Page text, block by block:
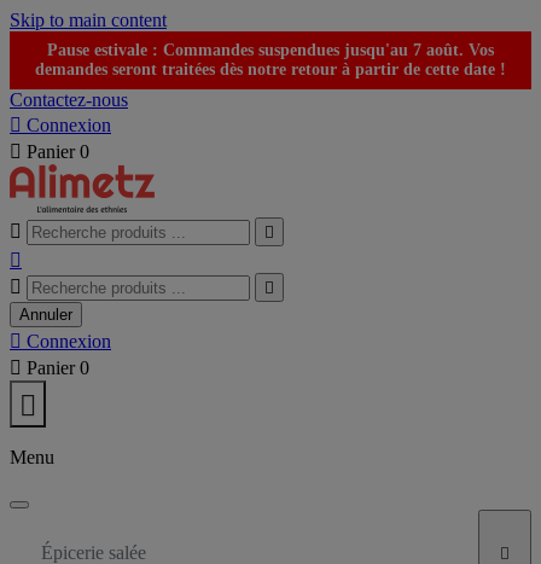
Skip to main content
Pause estivale : Commandes suspendues jusqu'au 7 août. Vos
demandes seront traitées dès notre retour à partir de cette date !
Contactez-nous
 Connexion
 Panier 0
 



Annuler
 Connexion
 Panier 0

Menu
Épicerie salée 